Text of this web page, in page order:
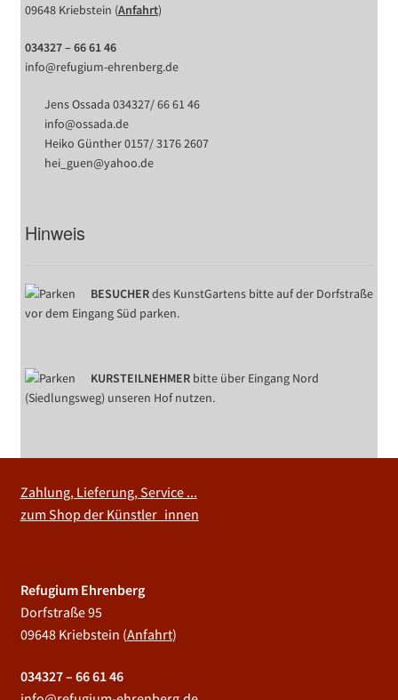
09648 Kriebstein (Anfahrt)
034327 – 66 61 46
info@refugium-ehrenberg.de
Jens Ossada 034327/ 66 61 46
info@ossada.de
Heiko Günther 0157/ 3176 2607
hei_guen@yahoo.de
Hinweis
BESUCHERdes KunstGartens bitte auf der Dorfstraße
vor dem Eingang Süd parken.
KURSTEILNEHMERbitte über Eingang Nord
(Siedlungsweg) unseren Hof nutzen.
Zahlung, Lieferung, Service ...
zum Shop der Künstler_innen
Refugium Ehrenberg
Dorfstraße 95
09648 Kriebstein (Anfahrt)
034327 – 66 61 46